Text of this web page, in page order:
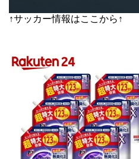
↑サッカー情報はここから↑